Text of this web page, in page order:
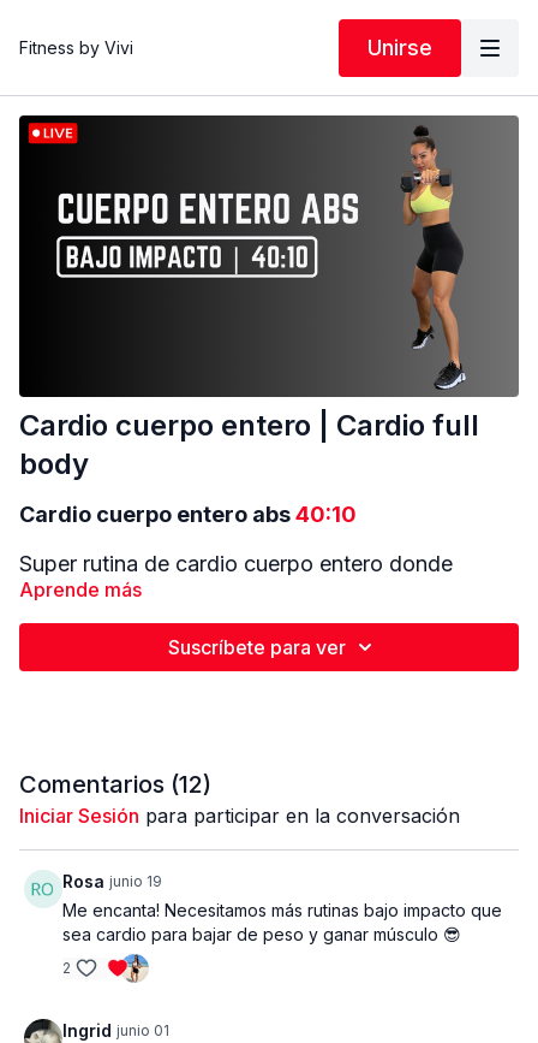
Fitness by Vivi Unirse
Cardio cuerpo entero | Cardio full
body
Cardio cuerpo entero abs40:10
Super rutina de cardio cuerpo entero donde
quemaras muchas calorías. Rutina completamente
estiramiento final. Rutina de bajo impacto pero
potente donde trabajaremos cada parte del
utilizando un par de mancuernas medianas.
Recuerda utilizar un peso que sea adecuado para
correctamente y ademas disfrutar de tu
entrenamiento. Para finalizar tenemos una super
rutina de abdominales de pie. Disfrutala !
Tiempo de trabajo
series
Aprende más
Suscríbete para ver
Comentarios (12)
Iniciar Sesión para participar en la conversación
Rosa junio 19
Me encanta! Necesitamos más rutinas bajo impacto que
sea cardio para bajar de peso y ganar músculo 😎
2
Ingrid junio 01